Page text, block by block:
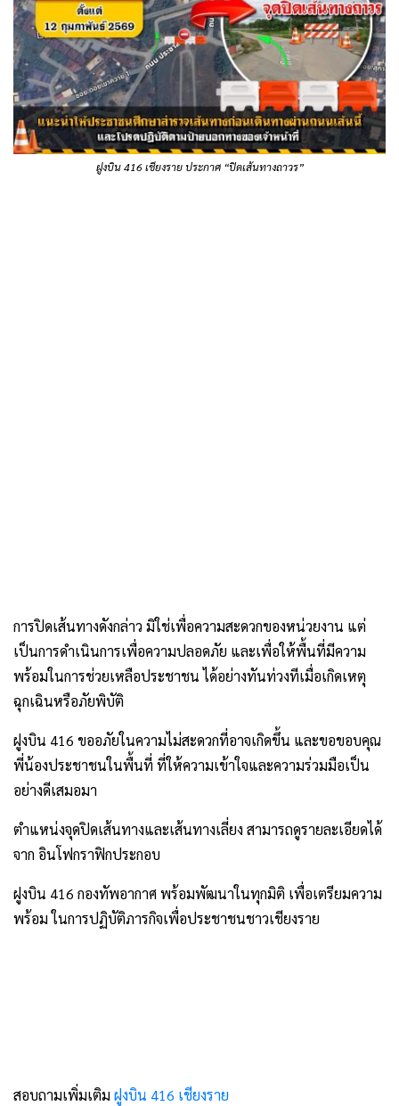
ฝูงบิน 416 เชียงราย ประกาศ “ปิดเส้นทางถาวร”
การปิดเส้นทางดังกล่าว มิใช่เพื่อความสะดวกของหน่วยงาน แต่
เป็นการดำเนินการเพื่อความปลอดภัย และเพื่อให้พื้นที่มีความ
พร้อมในการช่วยเหลือประชาชน ได้อย่างทันท่วงทีเมื่อเกิดเหตุ
ฉุกเฉินหรือภัยพิบัติ
ฝูงบิน 416 ขออภัยในความไม่สะดวกที่อาจเกิดขึ้น และขอขอบคุณ
พี่น้องประชาชนในพื้นที่ ที่ให้ความเข้าใจและความร่วมมือเป็น
อย่างดีเสมอมา
ตำแหน่งจุดปิดเส้นทางและเส้นทางเลี่ยง สามารถดูรายละเอียดได้
จาก อินโฟกราฟิกประกอบ
ฝูงบิน 416 กองทัพอากาศ พร้อมพัฒนาในทุกมิติ เพื่อเตรียมความ
พร้อม ในการปฏิบัติภารกิจเพื่อประชาชนชาวเชียงราย
สอบถามเพิ่มเติม ฝูงบิน 416 เชียงราย